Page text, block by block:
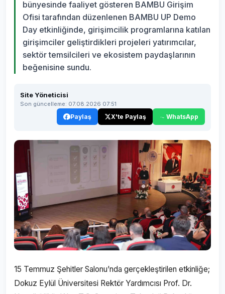
bünyesinde faaliyet gösteren BAMBU Girişim
Ofisi tarafından düzenlenen BAMBU UP Demo
Day etkinliğinde, girişimcilik programlarına katılan
girişimciler geliştirdikleri projeleri yatırımcılar,
sektör temsilcileri ve ekosistem paydaşlarının
beğenisine sundu.
Site Yöneticisi
Son güncelleme: 07.08.2026 07:51
Paylaş X'te Paylaş WhatsApp
15 Temmuz Şehitler Salonu’nda gerçekleştirilen etkinliğe;
Dokuz Eylül Üniversitesi Rektör Yardımcısı Prof. Dr.